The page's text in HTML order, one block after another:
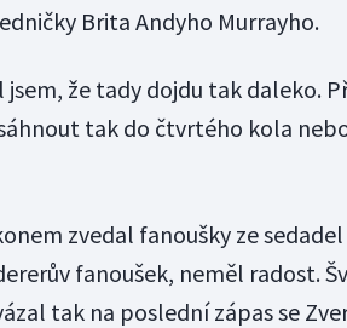
Brita Andyho Murrayho.
jsem, že tady dojdu tak daleko.
tak do čtvrtého kola
zvedal fanoušky ze
fanoušek, neměl radost.
tak na poslední zápas se